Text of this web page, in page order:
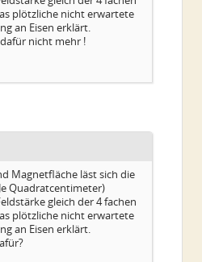
plötzliche nicht erwartete
an Eisen erklärt.
nicht mehr !
Magnetfläche läst sich die
Quadratcentimeter)
gleich der 4 fachen
plötzliche nicht erwartete
an Eisen erklärt.